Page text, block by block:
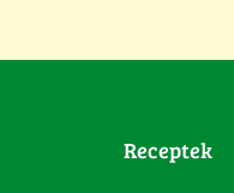
Receptek